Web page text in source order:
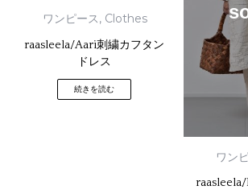
ワンピース, Clothes
raasleela/Aari刺繍カフタン
ドレス
続きを読む
ワン